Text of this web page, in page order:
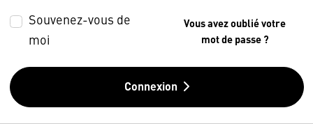
Souvenez-vous de
moi
Vous avez oublié votre
mot de passe ?
Connexion